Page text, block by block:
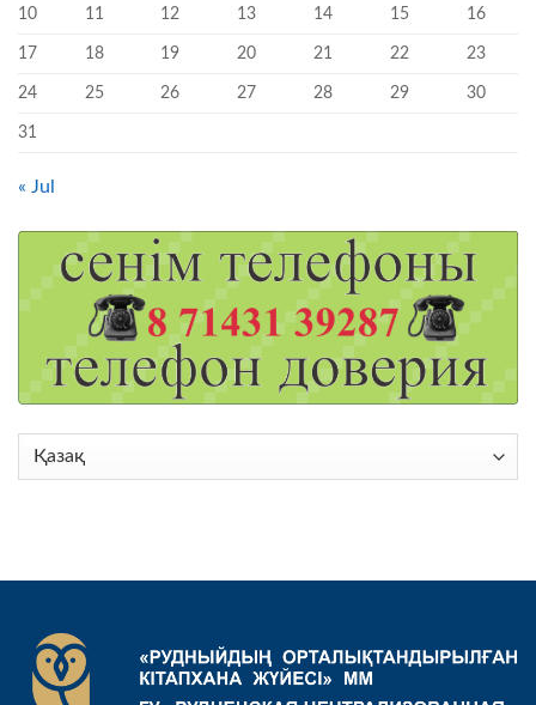
10 11 12 13 14 15 16
17 18 19 20 21 22 23
24 25 26 27 28 29 30
31
« Jul
Choose